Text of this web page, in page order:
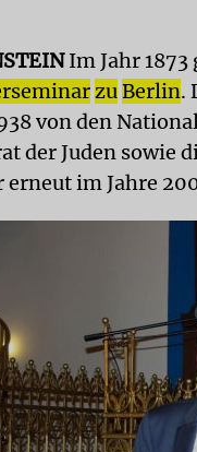
Im Jahr
zuBerlin.
von den
der Juden sowie
erneut im Jahre